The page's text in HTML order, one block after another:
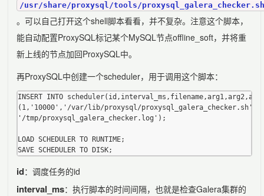
/usr/share/proxysql/tools/proxysql_galera_checker.sh
。可以自己打开这个shell脚本看看，并不复杂。注意这个脚本，
能自动配置ProxySQL标记某个MySQL节点offline_soft，并将重
新上线的节点加回ProxySQL中。
再ProxySQL中创建一个scheduler，用于调用这个脚本：
INSERT INTO
(1,'10000','/var/lib/proxysql/
'/tmp/proxysql_galera_checker.log');
LOAD SCHEDULER TO RUNTIME;
id：调度任务的id
interval_ms：执行脚本的时间间隔，也就是检查Galera集群的